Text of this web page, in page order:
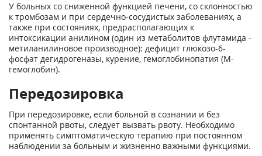
У больных со сниженной функцией печени, со склонностью
к тромбозам и при сер­дечно-сосудистых заболеваниях, а
также при состояниях, предрасполагающих к
интоксикации анилином (один из метаболитов флутамида -
метиланилиновое производное): дефицит глюкозо-6-
фосфат дегидро­геназы, курение, гемоглобинопатия (М-
гемоглобин).
Передозировка
При передозировке, если больной в сознании и без
спонтанной рвоты, следует вызвать рвоту. Необходимо
применять симптоматическую терапию при постоянном
наблюдении за больным и жизненно важными функциями.